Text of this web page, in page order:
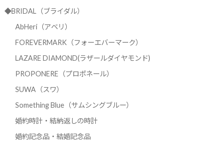
◆BRIDAL（ブライダル）
AbHeri（アベリ）
FOREVERMARK（フォーエバーマーク）
LAZARE DIAMOND(ラザールダイヤモンド)
PROPONERE（プロポネール）
SUWA（スワ）
Something Blue（サムシングブルー）
婚約時計・結納返しの時計
婚約記念品・結婚記念品